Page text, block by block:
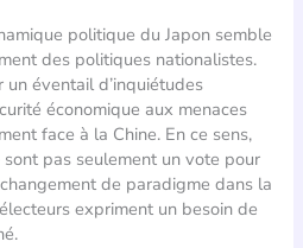
politique du Japon semble
des politiques nationalistes.
éventail d’inquiétudes
économique aux menaces
face à la Chine. En ce sens,
pas seulement un vote pour
de paradigme dans la
expriment un besoin de